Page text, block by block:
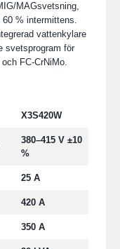
MAGsvetsning,
60 % intermittens.
vattenkylare
svetsprogram för
FC-CrNiMo.
X3S420W
380–415 V ±10
%
25 A
420 A
350 A